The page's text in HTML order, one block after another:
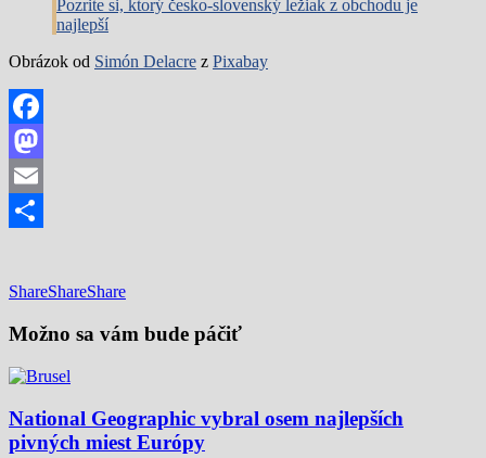
Pozrite si, ktorý česko-slovenský ležiak z obchodu je
najlepší
Obrázok od Simón Delacre z Pixabay
Facebook
Mastodon
Email
ShareShareShare
Možno sa vám bude páčiť
National Geographic vybral osem najlepších
pivných miest Európy